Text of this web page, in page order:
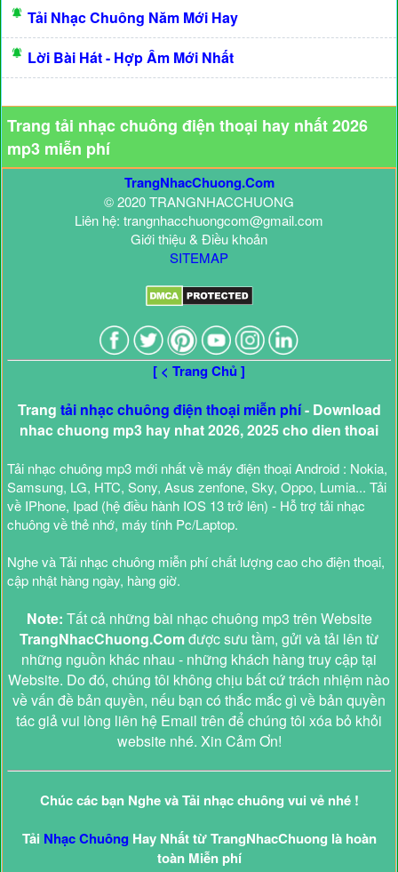
Tải Nhạc Chuông Năm Mới Hay
Lời Bài Hát - Hợp Âm Mới Nhất
Trang tải nhạc chuông điện thoại hay nhất 2026
mp3 miễn phí
TrangNhacChuong.Com
© 2020 TRANGNHACCHUONG
Liên hệ: trangnhacchuongcom@gmail.com
Giới thiệu & Điều khoản
SITEMAP
[ < Trang Chủ ]
Trang tải nhạc chuông điện thoại miễn phí- Download
nhac chuong mp3 hay nhat 2026, 2025 cho dien thoai
Tải nhạc chuông mp3 mới nhất về máy điện thoại Android : Nokia,
Samsung, LG, HTC, Sony, Asus zenfone, Sky, Oppo, Lumia... Tải
về IPhone, Ipad (hệ điều hành IOS 13 trở lên) - Hỗ trợ tải nhạc
chuông về thẻ nhớ, máy tính Pc/Laptop.
Nghe và Tải nhạc chuông miễn phí chất lượng cao cho điện thoại,
cập nhật hàng ngày, hàng giờ.
Note: Tất cả những bài nhạc chuông mp3 trên Website
TrangNhacChuong.Comđược sưu tầm, gửi và tải lên từ
những nguồn khác nhau - những khách hàng truy cập tại
Website. Do đó, chúng tôi không chịu bất cứ trách nhiệm nào
về vấn đề bản quyền, nếu bạn có thắc mắc gì về bản quyền
tác giả vui lòng liên hệ Email trên để chúng tôi xóa bỏ khỏi
website nhé. Xin Cảm Ơn!
Chúc các bạn Nghe và Tải nhạc chuông vui vẻ nhé !
Tải Nhạc Chuông Hay Nhất từ TrangNhacChuong là hoàn
toàn Miễn phí